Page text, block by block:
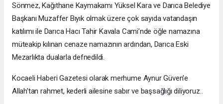
Sönmez, Kağıthane Kaymakamı Yüksel Kara ve Darıca Belediye
Başkanı Muzaffer Bıyık olmak üzere çok sayıda vatandaşın
katılımı ile Darıca Hacı Tahir Kavala Cami’nde öğle namazına
müteakip kılınan cenaze namazının ardından, Darıca Eski
Mezarlıkta dualarla defnedildi.
Kocaeli Haberi Gazetesi olarak merhume Aynur Güven'e
Allah'tan rahmet, kederli ailesine sabır ve başsağlığı diliyoruz..